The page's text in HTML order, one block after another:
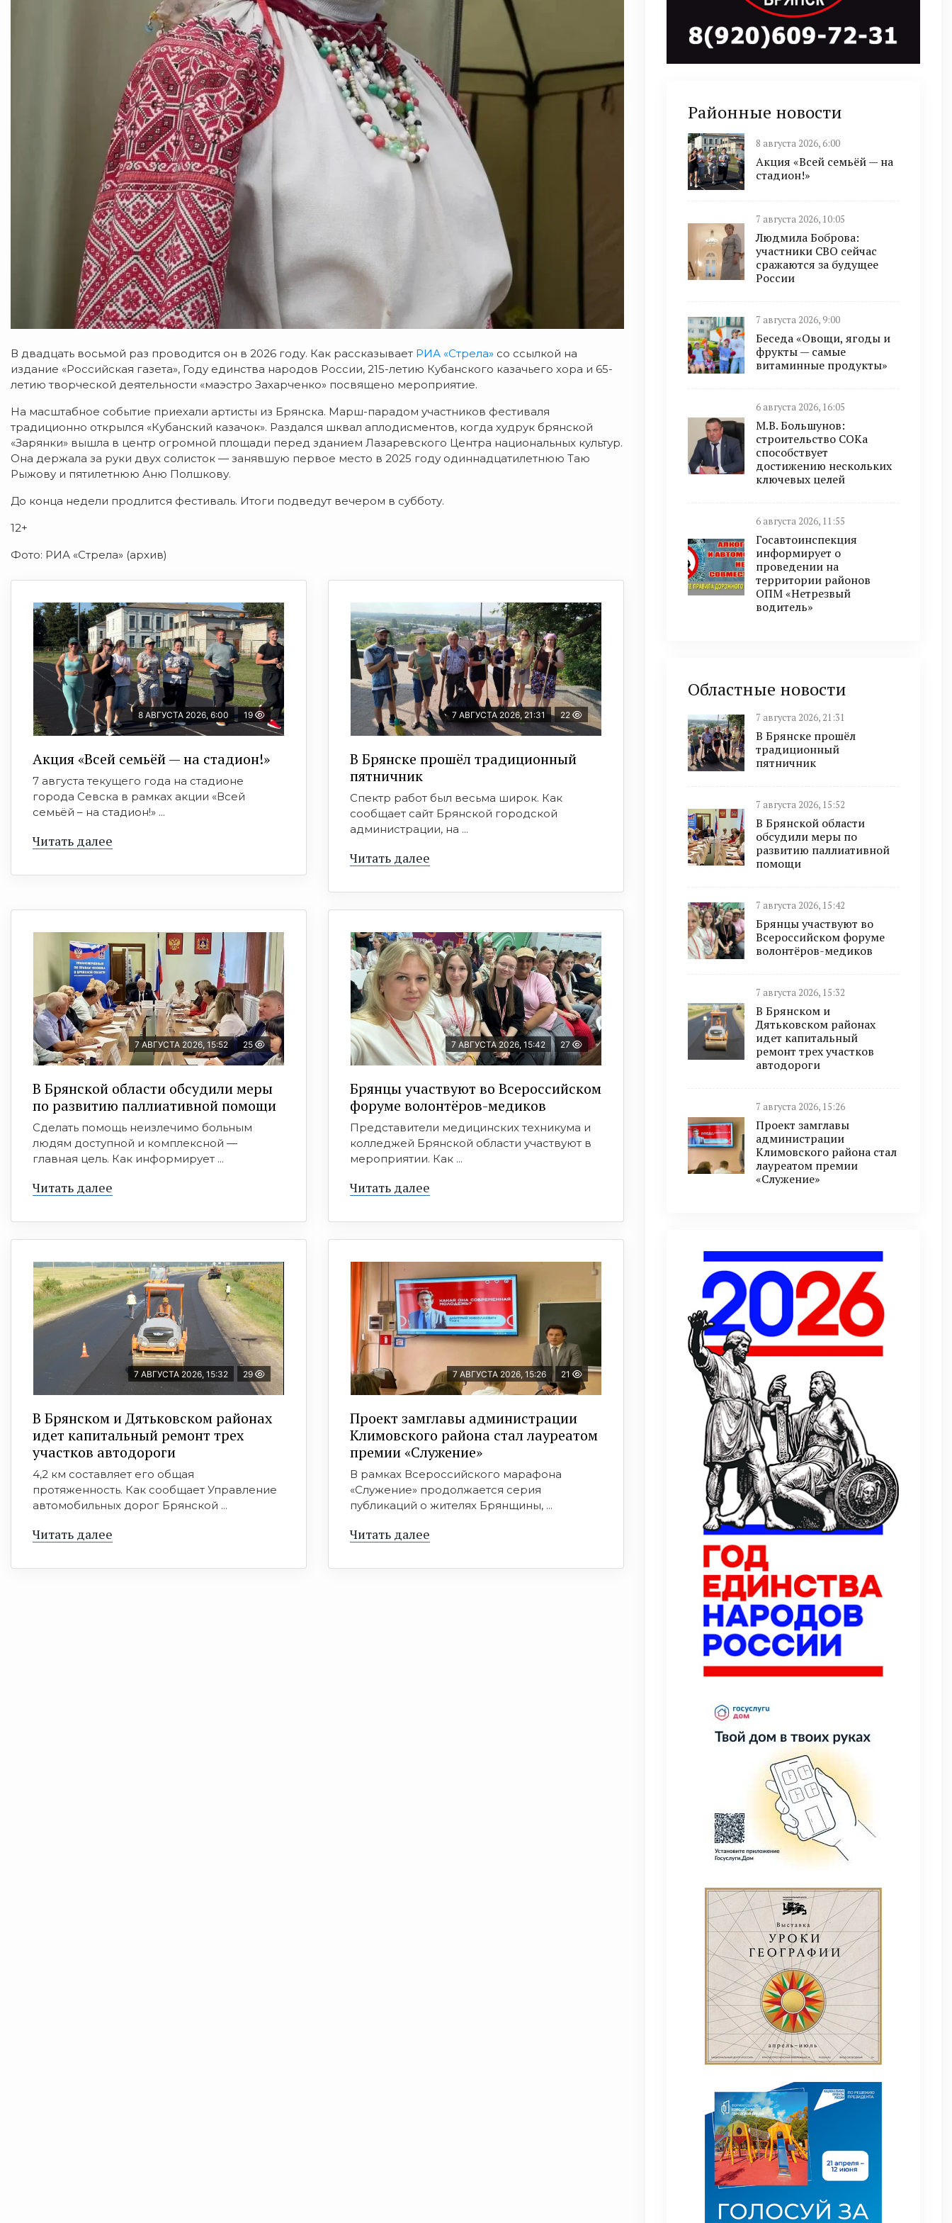
В двадцать восьмой раз проводится он в 2026 году. Как рассказывает РИА «Стрела» со ссылкой на
издание «Российская газета», Году единства народов России, 215-летию Кубанского казачьего хора и 65-
летию творческой деятельности «маэстро Захарченко» посвящено мероприятие.
На масштабное событие приехали артисты из Брянска. Марш-парадом участников фестиваля
традиционно открылся «Кубанский казачок». Раздался шквал аплодисментов, когда худрук брянской
«Зарянки» вышла в центр огромной площади перед зданием Лазаревского Центра национальных культур.
Она держала за руки двух солисток — занявшую первое место в 2025 году одиннадцатилетнюю Таю
Рыжову и пятилетнюю Аню Полшкову.
До конца недели продлится фестиваль. Итоги подведут вечером в субботу.
12+
Фото: РИА «Стрела» (архив)
8 АВГУСТА 2026, 6:00 19
Акция «Всей семьёй — на стадион!»
7 августа текущего года на стадионе
города Севска в рамках акции «Всей
семьёй – на стадион!» ...
Читать далее
7 АВГУСТА 2026, 21:31 22
В Брянске прошёл традиционный
пятничник
Спектр работ был весьма широк. Как
сообщает сайт Брянской городской
администрации, на ...
Читать далее
7 АВГУСТА 2026, 15:52 25
В Брянской области обсудили меры
по развитию паллиативной помощи
Сделать помощь неизлечимо больным
людям доступной и комплексной —
главная цель. Как информирует ...
Читать далее
7 АВГУСТА 2026, 15:42 27
Брянцы участвуют во Всероссийском
форуме волонтёров-медиков
Представители медицинских техникума и
колледжей Брянской области участвуют в
мероприятии. Как ...
Читать далее
7 АВГУСТА 2026, 15:32 29
В Брянском и Дятьковском районах
идет капитальный ремонт трех
участков автодороги
4,2 км составляет его общая
протяженность. Как сообщает Управление
автомобильных дорог Брянской ...
Читать далее
7 АВГУСТА 2026, 15:26 21
Проект замглавы администрации
Климовского района стал лауреатом
премии «Служение»
В рамках Всероссийского марафона
«Служение» продолжается серия
публикаций о жителях Брянщины, ...
Читать далее
Районные новости
8 августа 2026, 6:00
Акция «Всей семьёй — на
стадион!»
7 августа 2026, 10:05
Людмила Боброва:
участники СВО сейчас
сражаются за будущее
России
7 августа 2026, 9:00
Беседа «Овощи, ягоды и
фрукты — самые
витаминные продукты»
6 августа 2026, 16:05
М.В. Большунов:
строительство СОКа
способствует
достижению нескольких
ключевых целей
6 августа 2026, 11:55
Госавтоинспекция
информирует о
проведении на
территории районов
ОПМ «Нетрезвый
водитель»
Областные новости
7 августа 2026, 21:31
В Брянске прошёл
традиционный
пятничник
7 августа 2026, 15:52
В Брянской области
обсудили меры по
развитию паллиативной
помощи
7 августа 2026, 15:42
Брянцы участвуют во
Всероссийском форуме
волонтёров-медиков
7 августа 2026, 15:32
В Брянском и
Дятьковском районах
идет капитальный
ремонт трех участков
автодороги
7 августа 2026, 15:26
Проект замглавы
администрации
Климовского района стал
лауреатом премии
«Служение»